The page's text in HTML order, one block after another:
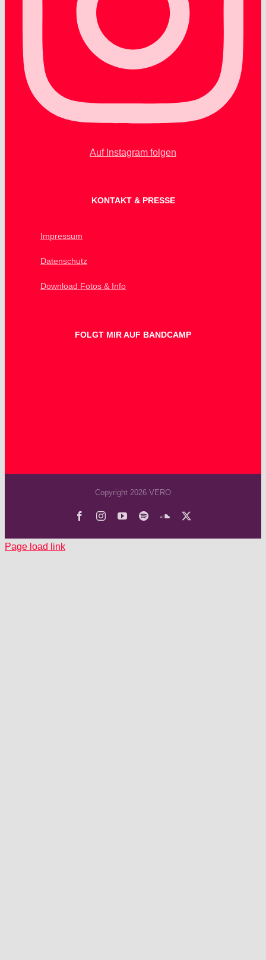
Auf Instagram folgen
KONTAKT & PRESSE
Impressum
Datenschutz
Download Fotos & Info
FOLGT MIR AUF BANDCAMP
Copyright 2026 VERO
FacebookInstagramYouTube
SpotifySoundCloud
Page load link